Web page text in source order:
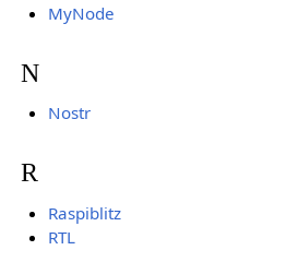
MyNode
N
Nostr
R
Raspiblitz
RTL